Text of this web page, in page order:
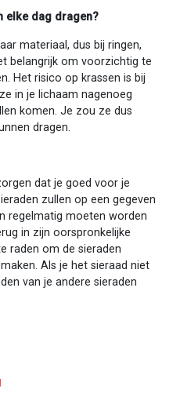
elke dag dragen?
materiaal, dus bij ringen,
belangrijk om voorzichtig te
Het risico op krassen is bij
in je lichaam nagenoeg
komen. Je zou ze dus
dragen.
dat je goed voor je
zullen op een gegeven
regelmatig moeten worden
in zijn oorspronkelijke
raden om de sieraden
Als je het sieraad niet
van je andere sieraden